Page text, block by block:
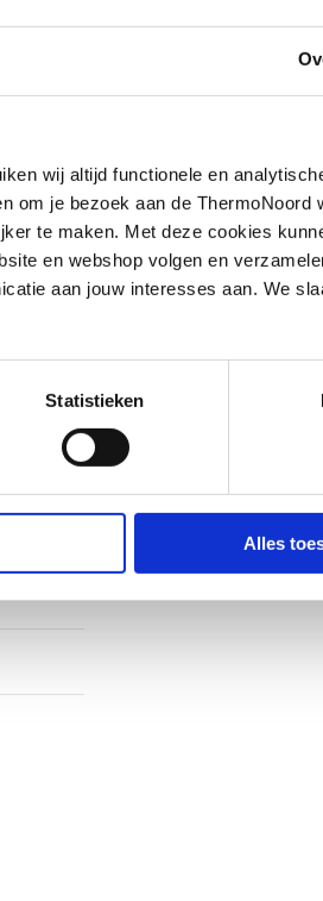
wij altijd functionele en
om je bezoek aan de ThermoNoord
te maken. Met deze cookies
en webshop volgen en
aan jouw interesses aan. We
Statistieken
Alles